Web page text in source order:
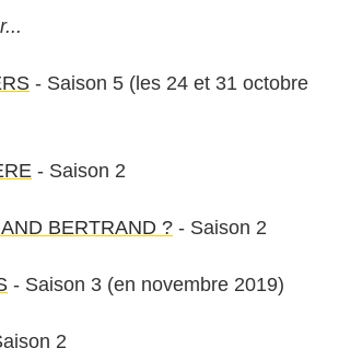
- Saison 5 (les 24 et 31 octobre
- Saison 2
BERTRAND ? - Saison 2
- Saison 3 (en novembre 2019)
2